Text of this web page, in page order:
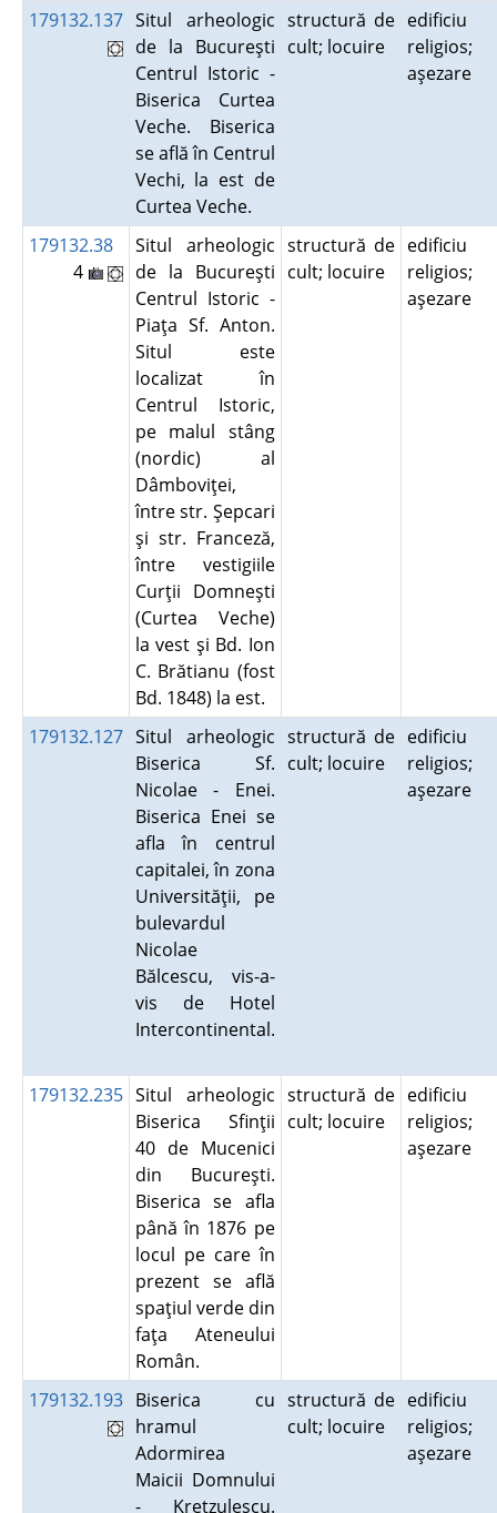
179132.137 Situl arheologic
de la Bucureşti
Centrul Istoric -
Biserica Curtea
Veche. Biserica
se află în Centrul
Vechi, la est de
Curtea Veche.
structură de
cult; locuire
edificiu
religios;
aşezare
179132.38
4
Situl arheologic
de la Bucureşti
Centrul Istoric -
Piaţa Sf. Anton.
Situl este
localizat în
Centrul Istoric,
pe malul stâng
(nordic) al
Dâmboviţei,
între str. Şepcari
şi str. Franceză,
între vestigiile
Curţii Domneşti
(Curtea Veche)
la vest şi Bd. Ion
C. Brătianu (fost
Bd. 1848) la est.
structură de
cult; locuire
edificiu
religios;
aşezare
179132.127 Situl arheologic
Biserica Sf.
Nicolae - Enei.
Biserica Enei se
afla în centrul
capitalei, în zona
Universităţii, pe
bulevardul
Nicolae
Bălcescu, vis-a-
vis de Hotel
Intercontinental.
structură de
cult; locuire
edificiu
religios;
aşezare
179132.235 Situl arheologic
Biserica Sfinţii
40 de Mucenici
din Bucureşti.
Biserica se afla
până în 1876 pe
locul pe care în
prezent se află
spaţiul verde din
faţa Ateneului
Român.
structură de
cult; locuire
edificiu
religios;
aşezare
179132.193 Biserica cu
hramul
Adormirea
Maicii Domnului
- Kretzulescu.
structură de
cult; locuire
edificiu
religios;
aşezare